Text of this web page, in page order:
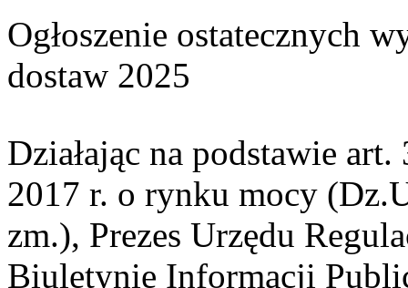
Ogłoszenie ostatecznych
dostaw 2025
Działając na podstawie
2017 r. o rynku mocy
zm.), Prezes Urzędu
Biuletynie Informacji